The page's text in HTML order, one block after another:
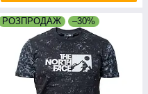
РОЗПРОДАЖ –30%